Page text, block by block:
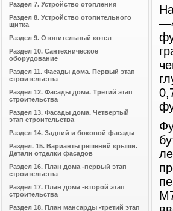
Раздел 7. Устройство отопления
Раздел 8. Устройство отопительного
щитка
Раздел 9. Отопительный котел
Раздел 10. Сантехническое
оборудование
Раздел 11. Фасады дома. Первый этап
строительства
Раздел 12. Фасады дома. Третий этап
строительства
Раздел 13. Фасады дома. Четвертый
этап строительства
Раздел 14. Задний и боковой фасады
Раздел. 15. Варианты решений крыши.
Детали отделки фасадов
Раздел 16. План дома -первый этап
строительства
Раздел 17. План дома -второй этап
строительства
Раздел 18. План мансарды -третий этап